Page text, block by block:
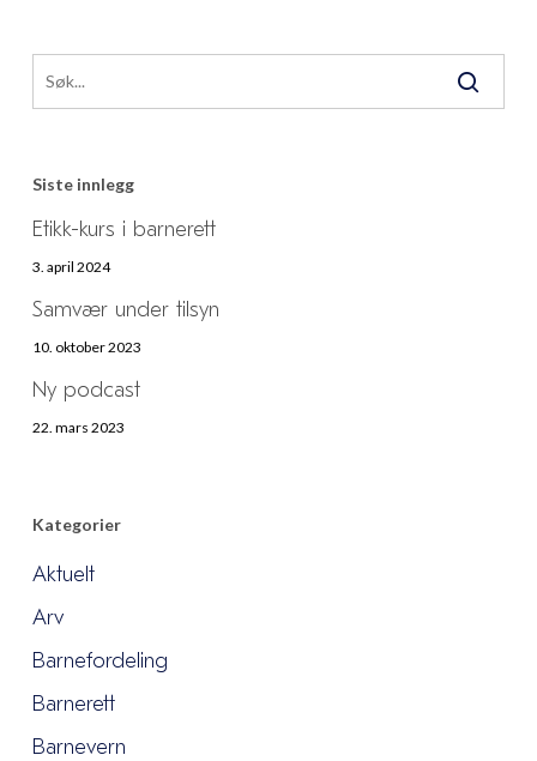
Siste innlegg
Etikk-kurs i barnerett
3. april 2024
Samvær under tilsyn
10. oktober 2023
Ny podcast
22. mars 2023
Kategorier
Aktuelt
Arv
Barnefordeling
Barnerett
Barnevern